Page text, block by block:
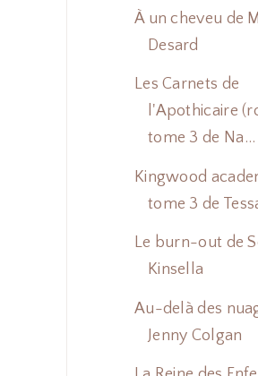
À un cheveu de
Desard
Les Carnets de
l'Apothicaire
tome 3 de Na...
Kingwood
tome 3 de
Le burn-out de
Kinsella
Au-delà des
Jenny Colgan